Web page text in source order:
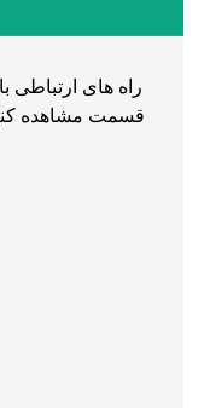
راه های ارتباطی
قسمت مشاهده